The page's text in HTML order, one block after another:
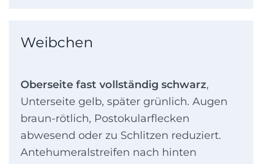
Weibchen
Oberseite fast vollständig schwarz,
Unterseite gelb, später grünlich. Augen
braun-rötlich, Postokularflecken
abwesend oder zu Schlitzen reduziert.
Antehumeralstreifen nach hinten